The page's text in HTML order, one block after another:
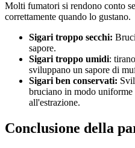
Molti fumatori si rendono conto
correttamente quando lo gustano.
Sigari troppo secchi:
sapore.
Sigari troppo umidi:
sviluppano un sapore di
Sigari ben conservati:
bruciano in modo uniforme
all'estrazione.
Conclusione della